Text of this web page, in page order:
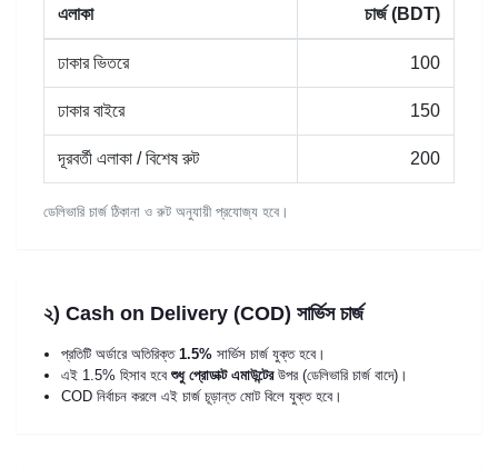
এলাকা চার্জ (BDT)
ঢাকার ভিতরে 100
ঢাকার বাইরে 150
দূরবর্তী এলাকা / বিশেষ রুট 200
ডেলিভারি চার্জ ঠিকানা ও রুট অনুযায়ী প্রযোজ্য হবে।
২) Cash on Delivery (COD) সার্ভিস চার্জ
প্রতিটি অর্ডারে অতিরিক্ত 1.5% সার্ভিস চার্জ যুক্ত হবে।
এই 1.5% হিসাব হবেশুধু প্রোডাক্ট এমাউন্টেরউপর (ডেলিভারি চার্জ বাদে)।
COD নির্বাচন করলে এই চার্জ চূড়ান্ত মোট বিলে যুক্ত হবে।